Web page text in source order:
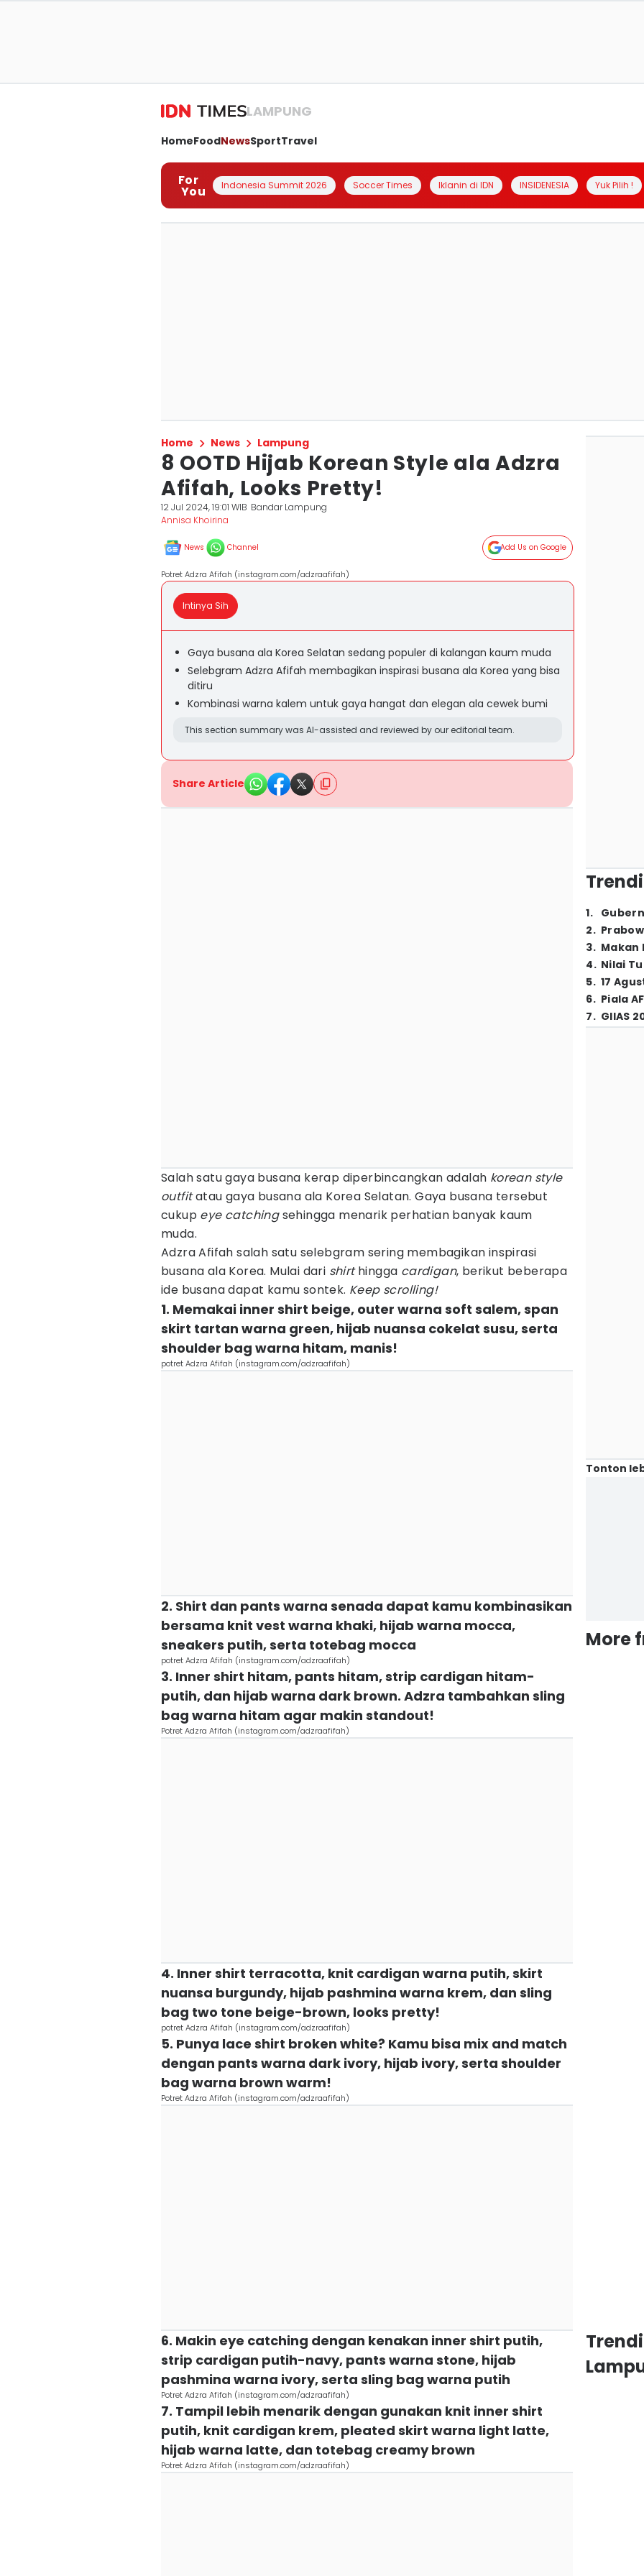
LAMPUNG
HomeFoodNewsSportTravel
For
You Indonesia Summit 2026 Soccer Times Iklanin di IDN INSIDENESIA Yuk Pilih !
Home News Lampung
8 OOTD Hijab Korean Style ala Adzra
Afifah, Looks Pretty!
12 Jul 2024, 19:01 WIB Bandar Lampung
Annisa Khoirina
News Channel Add Us on Google
Potret Adzra Afifah (instagram.com/adzraafifah)
Intinya Sih
Gaya busana ala Korea Selatan sedang populer di kalangan kaum muda
Selebgram Adzra Afifah membagikan inspirasi busana ala Korea yang bisa
ditiru
Kombinasi warna kalem untuk gaya hangat dan elegan ala cewek bumi
This section summary was AI-assisted and reviewed by our editorial team.
Share Article
Salah satu gaya busana kerap diperbincangkan adalah korean style
outfitatau gaya busana ala Korea Selatan. Gaya busana tersebut
cukup eye catchingsehingga menarik perhatian banyak kaum
muda.
Adzra Afifah salah satu selebgram sering membagikan inspirasi
busana ala Korea. Mulai dari shirthingga cardigan, berikut beberapa
ide busana dapat kamu sontek. Keep scrolling!
1. Memakai inner shirt beige, outer warna soft salem, span
skirt tartan warna green, hijab nuansa cokelat susu, serta
shoulder bag warna hitam, manis!
potret Adzra Afifah (instagram.com/adzraafifah)
2. Shirt dan pants warna senada dapat kamu kombinasikan
bersama knit vest warna khaki, hijab warna mocca,
sneakers putih, serta totebag mocca
potret Adzra Afifah (instagram.com/adzraafifah)
3. Inner shirt hitam, pants hitam, strip cardigan hitam-
putih, dan hijab warna dark brown. Adzra tambahkan sling
bag warna hitam agar makin standout!
Potret Adzra Afifah (instagram.com/adzraafifah)
4. Inner shirt terracotta, knit cardigan warna putih, skirt
nuansa burgundy, hijab pashmina warna krem, dan sling
bag two tone beige-brown, looks pretty!
potret Adzra Afifah (instagram.com/adzraafifah)
5. Punya lace shirt broken white? Kamu bisa mix and match
dengan pants warna dark ivory, hijab ivory, serta shoulder
bag warna brown warm!
Potret Adzra Afifah (instagram.com/adzraafifah)
6. Makin eye catching dengan kenakan inner shirt putih,
strip cardigan putih-navy, pants warna stone, hijab
pashmina warna ivory, serta sling bag warna putih
Potret Adzra Afifah (instagram.com/adzraafifah)
7. Tampil lebih menarik dengan gunakan knit inner shirt
putih, knit cardigan krem, pleated skirt warna light latte,
hijab warna latte, dan totebag creamy brown
Potret Adzra Afifah (instagram.com/adzraafifah)
1.
2.
3. Makan
4. Nilai
5. 17
6. Piala
7. GIIAS
Tonton
More